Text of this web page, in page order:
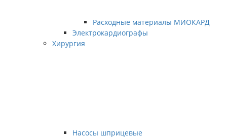
Расходные материалы МИОКАРД
Электрокардиографы
Хирургия
Насосы шприцевые